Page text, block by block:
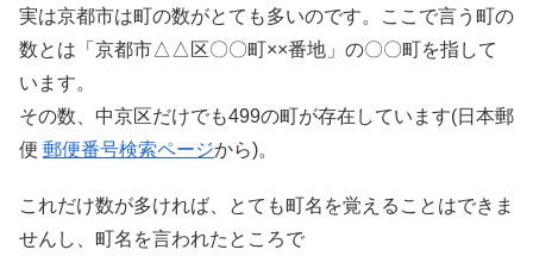
実は京都市は町の数がとても多いのです。ここで言う町の
数とは「京都市△△区〇〇町××番地」の〇〇町を指して
います。
その数、中京区だけでも499の町が存在しています(日本郵
便 郵便番号検索ページから)。
これだけ数が多ければ、とても町名を覚えることはできま
せんし、町名を言われたところで